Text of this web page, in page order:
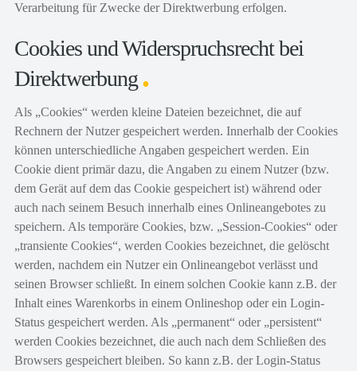
Verarbeitung für Zwecke der Direktwerbung erfolgen.
Cookies und Widerspruchsrecht bei
Direktwerbung
Als „Cookies“ werden kleine Dateien bezeichnet, die auf
Rechnern der Nutzer gespeichert werden. Innerhalb der Cookies
können unterschiedliche Angaben gespeichert werden. Ein
Cookie dient primär dazu, die Angaben zu einem Nutzer (bzw.
dem Gerät auf dem das Cookie gespeichert ist) während oder
auch nach seinem Besuch innerhalb eines Onlineangebotes zu
speichern. Als temporäre Cookies, bzw. „Session-Cookies“ oder
„transiente Cookies“, werden Cookies bezeichnet, die gelöscht
werden, nachdem ein Nutzer ein Onlineangebot verlässt und
seinen Browser schließt. In einem solchen Cookie kann z.B. der
Inhalt eines Warenkorbs in einem Onlineshop oder ein Login-
Status gespeichert werden. Als „permanent“ oder „persistent“
werden Cookies bezeichnet, die auch nach dem Schließen des
Browsers gespeichert bleiben. So kann z.B. der Login-Status